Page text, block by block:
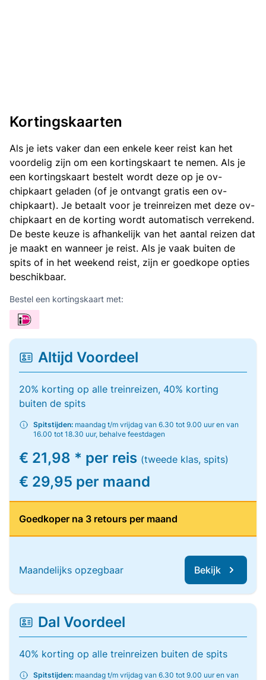
Kortingskaarten
Als je iets vaker dan een enkele keer reist kan het
voordelig zijn om een kortingskaart te nemen. Als je
een kortingskaart bestelt wordt deze op je ov-
chipkaart geladen (of je ontvangt gratis een ov-
chipkaart). Je betaalt voor je treinreizen met deze ov-
chipkaart en de korting wordt automatisch verrekend.
De beste keuze is afhankelijk van het aantal reizen dat
je maakt en wanneer je reist. Als je vaak buiten de
spits of in het weekend reist, zijn er goedkope opties
beschikbaar.
Bestel een kortingskaart met:
Altijd Voordeel
20% korting op alle treinreizen, 40% korting
buiten de spits
Spitstijden: maandag t/m vrijdag van 6.30 tot 9.00 uur en van
16.00 tot 18.30 uur, behalve feestdagen
€ 21,98 * per reis (tweede klas, spits)
€ 29,95 per maand
Goedkoper na 3 retours per maand
Maandelijks opzegbaar Bekijk
Dal Voordeel
40% korting op alle treinreizen buiten de spits
Spitstijden: maandag t/m vrijdag van 6.30 tot 9.00 uur en van